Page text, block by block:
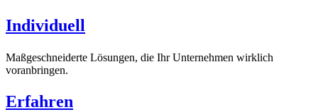
Individuell
Maßgeschneiderte Lösungen, die Ihr Unternehmen wirklich
voranbringen.
Erfahren